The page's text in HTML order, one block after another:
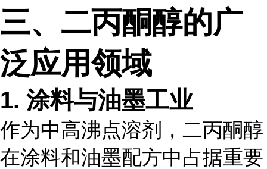
三、二丙酮醇的广
泛应用领域
1. 涂料与油墨工业
作为中高沸点溶剂，二丙酮醇
在涂料和油墨配方中占据重要